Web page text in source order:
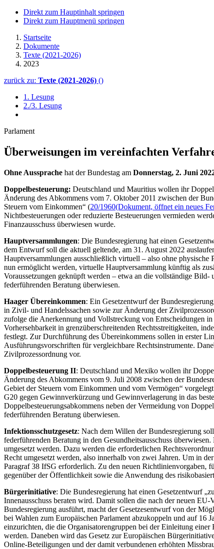
Direkt zum Hauptinhalt springen
Direkt zum Hauptmenü springen
Startseite
Dokumente
Texte (2021-2026)
2023
zurück zu: Texte (2021-2026) ()
1. Lesung
2./3. Lesung
Parlament
Überweisungen im vereinfachten
Ohne Aussprache hat der Bundestag am Donnerstag, 2. Juni
Doppelbesteuerung: Deutschland und Mauritius wollen ihr
Änderung des Abkommens vom 7. Oktober 2011 zwischen der
Steuern vom Einkommen“ (20/1960(Dokument, öffnet ein neues
Nichtbesteuerungen oder reduzierte Besteuerungen vermieden
Finanzausschuss überwiesen wurde.
Hauptversammlungen: Die Bundesregierung hat einen
dem Entwurf soll die aktuell geltende, am 31. August 2022
Hauptversammlungen ausschließlich virtuell – also ohne
nun ermöglicht werden, virtuelle Hauptversammlung künftig als
Voraussetzungen geknüpft werden – etwa an die vollständige Bild-
federführenden Beratung überwiesen.
Haager Übereinkommen: Ein Gesetzentwurf der
in Zivil- und Handelssachen sowie zur Änderung der
zufolge die Anerkennung und Vollstreckung von Entscheidungen
Vorhersehbarkeit in grenzüberschreitenden Rechtsstreitigkeiten,
festlegt. Zur Durchführung des Übereinkommens sollen in erster
Ausführungsvorschriften für vergleichbare Rechtsinstrumente.
Zivilprozessordnung vor.
Doppelbesteuerung II: Deutschland und Mexiko wollen ihr
Änderung des Abkommens vom 9. Juli 2008 zwischen der
Gebiet der Steuern vom Einkommen und vom Vermögen“
G20 gegen Gewinnverkürzung und Gewinnverlagerung in das
Doppelbesteuerungsabkommens neben der Vermeidung von
federführenden Beratung überwiesen.
Infektionsschutzgesetz: Nach dem Willen der Bundesregierung
federführenden Beratung in den Gesundheitsausschuss
umgesetzt werden. Dazu werden die erforderlichen
Recht umgesetzt werden, also innerhalb von zwei Jahren. Um in
Paragraf 38 IfSG erforderlich. Zu den neuen Richtlinienvorgaben,
gegenüber der Öffentlichkeit sowie die Anwendung des
Bürgerinitiative: Die Bundesregierung hat einen Gesetzentwurf
Innenausschuss beraten wird. Damit sollen die nach der neuen
Bundesregierung ausführt, macht der Gesetzesentwurf von der
bei Wahlen zum Europäischen Parlament abzukoppeln und auf 16
einzurichten, die die Organisatorengruppen bei der Einleitung
werden. Daneben wird das Gesetz zur Europäischen
Online-Beteiligungen und der damit verbundenen erhöhten